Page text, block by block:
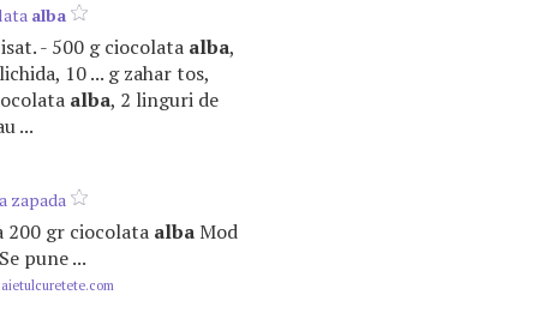
alba
- 500 g ciocolata alba,
10 ... g zahar tos,
alba, 2 linguri de
...
zapada
200 gr ciocolata albaMod
pune ...